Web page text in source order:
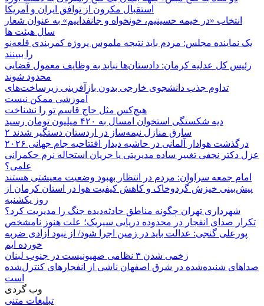
استقبال مکرون از توافق ایران و آمریکا
انتخاب «در خیمه حسینیم، خونخواه و جانفداییم» به عنوان شعار
سال هیئت ها
یک نماینده مجلس: مردم باید نتیجه ملموس پروژه کمربندی قلعه‌نو
را ببینند
رئیس کل عدلیه کرمان: دادستان‌ها نباید به وظایف معمول قضایی
محدود شوند
تداوم جذب دانشجوی خارجی بدون بازآفرینی زیرساخت‌های
آموزشی ممکن نیست
هیچ‌کس مثل حاج قاسم تو را نشناخت
دیه شکستگی استخوان امسال به ۴۲۰ میلیون تومان رسید
۲ سارق منازل نیمه‌ساز در اردستان دستگیر شدند
درگذشت هوادار آلمانی در حاشیه دیدار افتتاحیه جام جهانی ۲۰۲۶
عزل دکتر نجفی تغییر ساده مدیریتی یا جریان استحاله نرم حکمرانی
علمی؟
امام جمعه سراوان: مردم در انتظار بهبود وضعیت معیشتی هستند
پیش‌بینی خیزش گردوخاک و کاهش کیفیت هوا در استان کرمان از
روز یکشنبه
شهرداری تهران چگونه مناطق حادثه‌دیده جنگ را مدیریت کرد؟
تکرار صدای انفجار در محدوده دریایی سیریک؛ علت هنوز نامشخص
پورعلی گنجی: عدالت باید در زمین اجرا شود/ از نبود آزادی ضربه
خورده ایم
زخمی شدن ۳ نظامی صهیونیست در جنوب لبنان
صداهای شنیده‌شده در شرق اصفهان ناشی از انفجارهای کنترل‌شده
است
وب گردی
تبلیغات متنی